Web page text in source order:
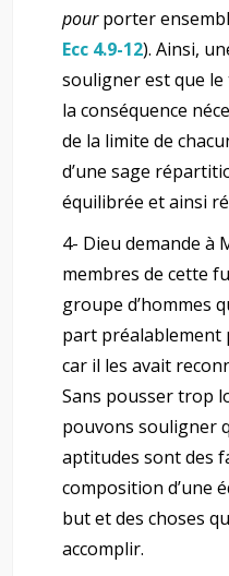
pourporter
Ecc 4.9-12). Ainsi,
souligner est que
la conséquence
de la limite de
d’une sage
équilibrée et ainsi
4- Dieu demande à
membres de cette
groupe d’hommes
part préalablement
car il les avait
Sans pousser trop
pouvons souligner
aptitudes sont des
composition d’une
but et des choses
accomplir.